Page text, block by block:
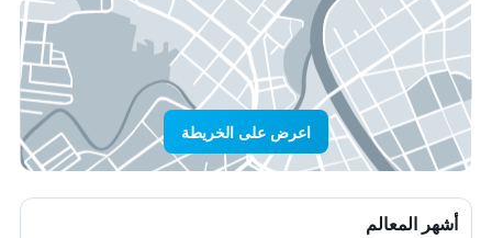
اعرض على الخريطة
أشهر المعالم